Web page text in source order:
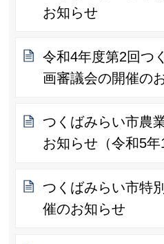
お知らせ
令和4年度第2回つ
画審議会の開催の
つくばみらい市農
お知らせ（令和5年
つくばみらい市特
催のお知らせ